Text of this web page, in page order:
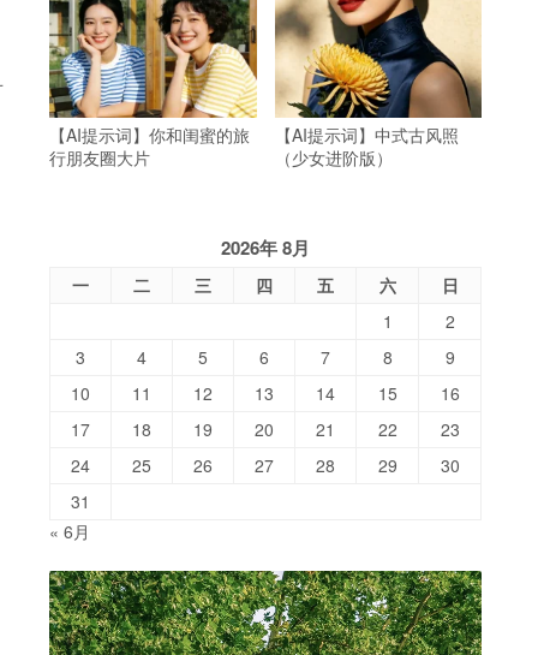
【AI提示词】你和闺蜜的旅
行朋友圈大片
【AI提示词】中式古风照
（少女进阶版）
2026年 8月
一 二 三 四 五 六
日
1
2
3
4 5 6 7 8
9
10
11 12 13 14 15
16
17
18 19 20 21 22
23
24
25 26 27 28 29
30
31
« 6月